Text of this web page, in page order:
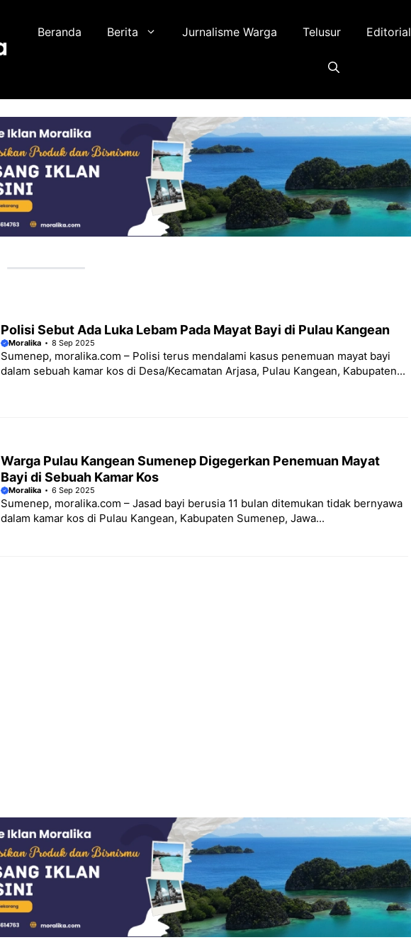
Beranda Berita Jurnalisme Warga Telusur Editorial
Polisi Sebut Ada Luka Lebam Pada Mayat Bayi di Pulau Kangean
Moralika 8 Sep 2025
Sumenep, moralika.com – Polisi terus mendalami kasus penemuan mayat bayi
dalam sebuah kamar kos di Desa/Kecamatan Arjasa, Pulau Kangean, Kabupaten...
Warga Pulau Kangean Sumenep Digegerkan Penemuan Mayat
Bayi di Sebuah Kamar Kos
Moralika 6 Sep 2025
Sumenep, moralika.com – Jasad bayi berusia 11 bulan ditemukan tidak bernyawa
dalam kamar kos di Pulau Kangean, Kabupaten Sumenep, Jawa...